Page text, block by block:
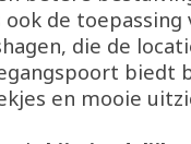
de toepassing
die de
biedt
en mooie